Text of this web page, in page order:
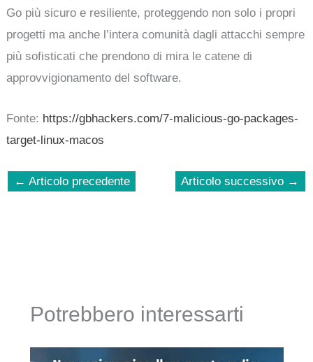
Go più sicuro e resiliente, proteggendo non solo i propri
progetti ma anche l’intera comunità dagli attacchi sempre
più sofisticati che prendono di mira le catene di
approvvigionamento del software.
Fonte: https://gbhackers.com/7-malicious-go-packages-
target-linux-macos
← Articolo precedente Articolo successivo →
Potrebbero interessarti